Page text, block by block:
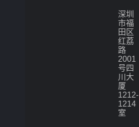
深圳
市福
田区
红荔
路
2001
号四
川大
厦
1212-
1214
室